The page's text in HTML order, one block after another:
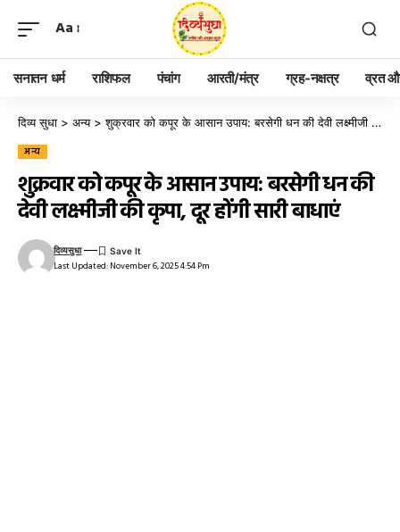
Aa
सनातन धर्म राशिफल पंचांग आरती/मंत्र ग्रह-नक्षत्र व्रत
दिव्य सुधा > अन्य>शुक्रवार को कपूर के आसान उपाय: बरसेगी धन की देवी लक्ष्मीजी की कृपा, दूर होंगी सारी बाधाएं
अन्य
शुक्रवार को कपूर के आसान उपाय: बरसेगी धन की
देवी लक्ष्मीजी की कृपा, दूर होंगी सारी बाधाएं
Last Updated: November 6, 2025 4:54 Pm
दिव्यसुधा